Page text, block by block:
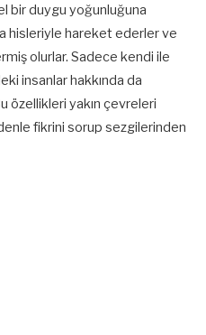
bir duygu yoğunluğuna
hisleriyle hareket ederler ve
olurlar. Sadece kendi ile
insanlar hakkında da
özellikleri yakın çevreleri
fikrini sorup sezgilerinden